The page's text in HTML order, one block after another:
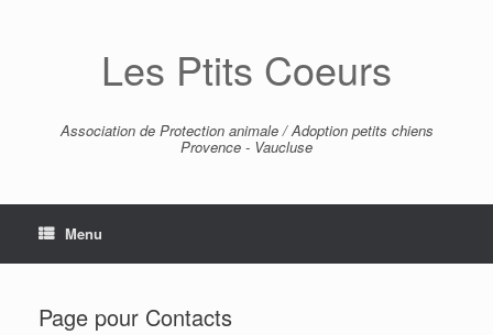
Les Ptits Coeurs
Association de Protection animale / Adoption petits chiens
Provence - Vaucluse
Menu
Page pour Contacts